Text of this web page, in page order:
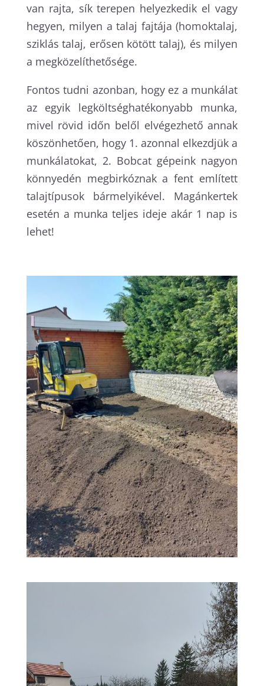
van rajta, sík terepen helyezkedik el vagy
hegyen, milyen a talaj fajtája (homoktalaj,
sziklás talaj, erősen kötött talaj), és milyen
a megközelíthetősége.
Fontos tudni azonban, hogy ez a munkálat
az egyik legköltséghatékonyabb munka,
mivel rövid időn belől elvégezhető annak
köszönhetően, hogy 1. azonnal elkezdjük a
munkálatokat, 2. Bobcat gépeink nagyon
könnyedén megbirkóznak a fent említett
talajtípusok bármelyikével. Magánkertek
esetén a munka teljes ideje akár 1 nap is
lehet!